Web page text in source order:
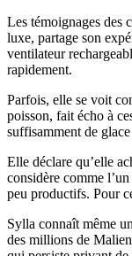
Les témoignages des
luxe, partage son
ventilateur
rapidement.
Parfois, elle se voit
poisson, fait écho à
suffisamment de
Elle déclare qu’elle
considère comme
peu productifs. Pour
Sylla connaît même
des millions de